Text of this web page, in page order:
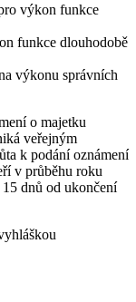
výkon funkce
funkce dlouhodobě
výkonu správních
o majetku
veřejným
k podání oznámení
v průběhu roku
dnů od ukončení